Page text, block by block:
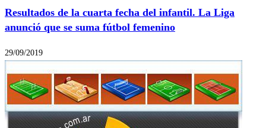
Resultados de la cuarta fecha del infantil. La Liga
anunció que se suma fútbol femenino
29/09/2019